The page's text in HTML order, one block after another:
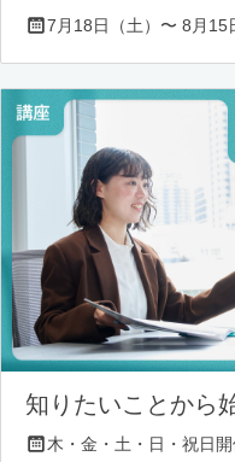
7月18日（土）〜 8月15
知りたいことから